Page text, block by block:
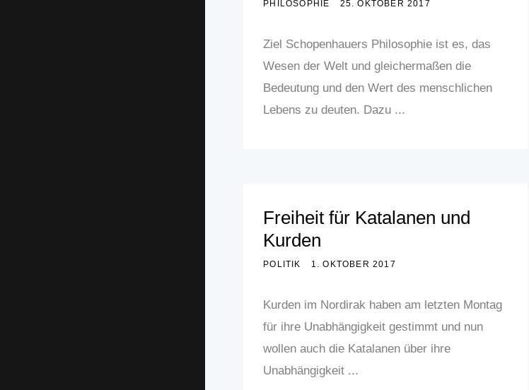
PHILOSOPHIE 25. OKTOBER 2017
Ziel Schopenhauers Philosophie ist es, das
Wesen der Welt und gleichermaßen die
Bedeutung und den Wert des menschlichen
Lebens zu deuten. Dazu ...
Freiheit für Katalanen und
Kurden
POLITIK 1. OKTOBER 2017
Kurden im Nordirak haben am letzten Montag
für ihre Unabhängigkeit gestimmt und nun
wollen auch die Katalanen über ihre
Unabhängigkeit ...